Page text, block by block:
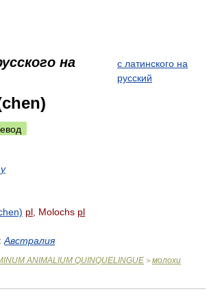
на
с латинского на
русский
pl , Molochs pl
Австралия
ANIMALIUM QUINQUELINGUE > молохи